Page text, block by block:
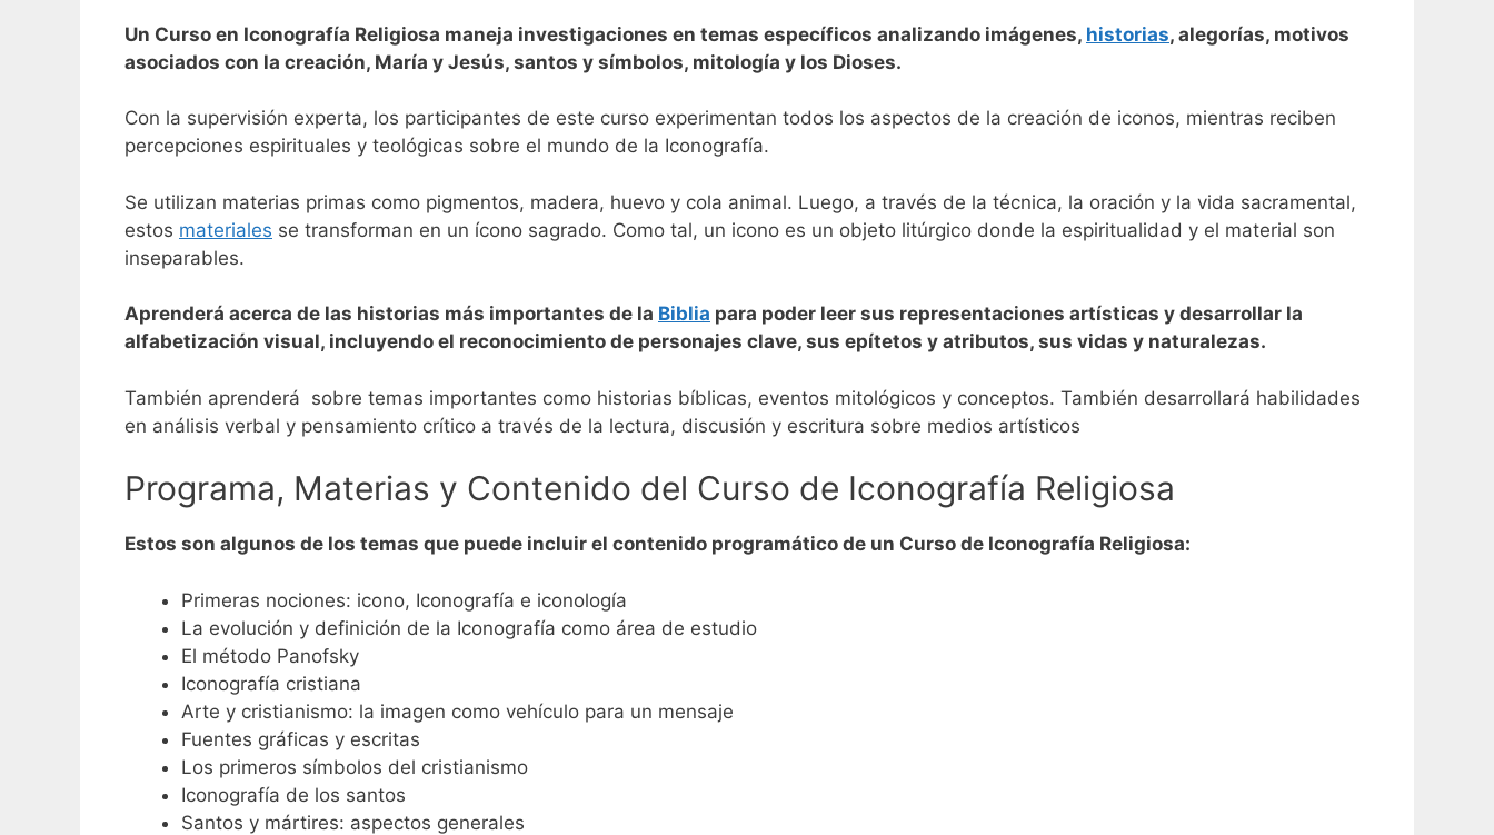
Un Curso en Iconografía Religiosa maneja investigaciones en temas específicos analizando imágenes, historias, alegorías, motivos
asociados con la creación, María y Jesús, santos y símbolos, mitología y los Dioses.
Con la supervisión experta, los participantes de este curso experimentan todos los aspectos de la creación de iconos, mientras reciben
percepciones espirituales y teológicas sobre el mundo de la Iconografía.
Se utilizan materias primas como pigmentos, madera, huevo y cola animal. Luego, a través de la técnica, la oración y la vida sacramental,
estos materiales se transforman en un ícono sagrado. Como tal, un icono es un objeto litúrgico donde la espiritualidad y el material son
inseparables.
Aprenderá acerca de las historias más importantes de la Biblia para poder leer sus representaciones artísticas y desarrollar la
alfabetización visual, incluyendo el reconocimiento de personajes clave, sus epítetos y atributos, sus vidas y naturalezas.
También aprenderá sobre temas importantes como historias bíblicas, eventos mitológicos y conceptos. También desarrollará habilidades
en análisis verbal y pensamiento crítico a través de la lectura, discusión y escritura sobre medios artísticos
Programa, Materias y Contenido del Curso de Iconografía Religiosa
Estos son algunos de los temas que puede incluir el contenido programático de un Curso de Iconografía Religiosa:
Primeras nociones: icono, Iconografía e iconología
La evolución y definición de la Iconografía como área de estudio
El método Panofsky
Iconografía cristiana
Arte y cristianismo: la imagen como vehículo para un mensaje
Fuentes gráficas y escritas
Los primeros símbolos del cristianismo
Iconografía de los santos
Santos y mártires: aspectos generales